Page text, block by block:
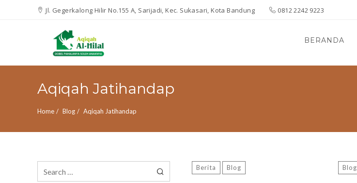
Jl. Gegerkalong Hilir No.155 A, Sarijadi, Kec. Sukasari, Kota Bandung 0812 2242 9223
BERANDA
Aqiqah Jatihandap
Home Blog Aqiqah Jatihandap
Berita Blog Blog
for: